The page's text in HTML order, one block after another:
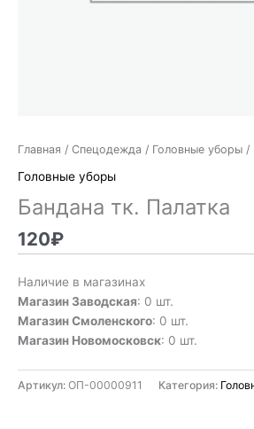
Главная / Спецодежда / Головные уборы /
Головные уборы
Бандана тк. Палатка
120₽
Наличие в магазинах
Магазин Заводская: 0 шт.
Магазин Смоленского: 0 шт.
Магазин Новомосковск: 0 шт.
Артикул: ОП-00000911 Категория: